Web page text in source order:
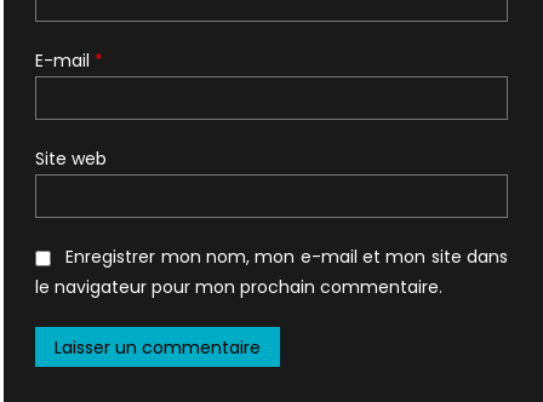
E-mail *
Site web
Enregistrer mon nom, mon e-mail et mon site dans
le navigateur pour mon prochain commentaire.